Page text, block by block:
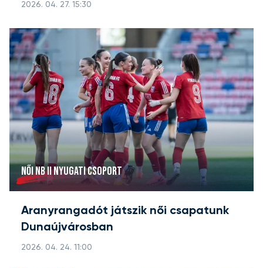
2026. 04. 27. 15:30
NŐI NB II NYUGATI CSOPORT
Aranyrangadót játszik női csapatunk
Dunaújvárosban
2026. 04. 24. 11:00